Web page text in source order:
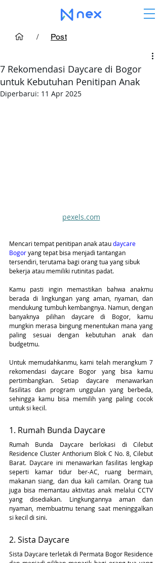
/ Post
7 Rekomendasi Daycare di Bogor
untuk Kebutuhan Penitipan Anak
Diperbarui: 11 Apr 2025
pexels.com
Mencari tempat penitipan anak atau daycare
Bogor yang tepat bisa menjadi tantangan
tersendiri, terutama bagi orang tua yang sibuk
bekerja atau memiliki rutinitas padat.
Kamu pasti ingin memastikan bahwa anakmu
berada di lingkungan yang aman, nyaman, dan
mendukung tumbuh kembangnya. Namun, dengan
banyaknya pilihan daycare di Bogor, kamu
mungkin merasa bingung menentukan mana yang
paling sesuai dengan kebutuhan anak dan
budgetmu.
Untuk memudahkanmu, kami telah merangkum 7
rekomendasi daycare Bogor yang bisa kamu
pertimbangkan. Setiap daycare menawarkan
fasilitas dan program unggulan yang berbeda,
sehingga kamu bisa memilih yang paling cocok
untuk si kecil.
1. Rumah Bunda Daycare
Rumah Bunda Daycare berlokasi di Cilebut
Residence Cluster Anthorium Blok C No. 8, Cilebut
Barat. Daycare ini menawarkan fasilitas lengkap
seperti kamar tidur ber-AC, ruang bermain,
makanan siang, dan dua kali camilan. Orang tua
juga bisa memantau aktivitas anak melalui CCTV
yang disediakan. Lingkungannya aman dan
nyaman, membuatmu tenang saat meninggalkan
si kecil di sini.
2. Sista Daycare
Sista Daycare terletak di Permata Bogor Residence